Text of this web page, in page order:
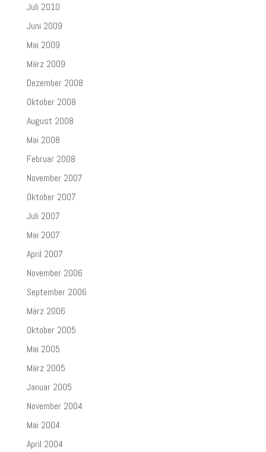
Juli 2010
Juni 2009
Mai 2009
März 2009
Dezember 2008
Oktober 2008
August 2008
Mai 2008
Februar 2008
November 2007
Oktober 2007
Juli 2007
Mai 2007
April 2007
November 2006
September 2006
März 2006
Oktober 2005
Mai 2005
März 2005
Januar 2005
November 2004
Mai 2004
April 2004